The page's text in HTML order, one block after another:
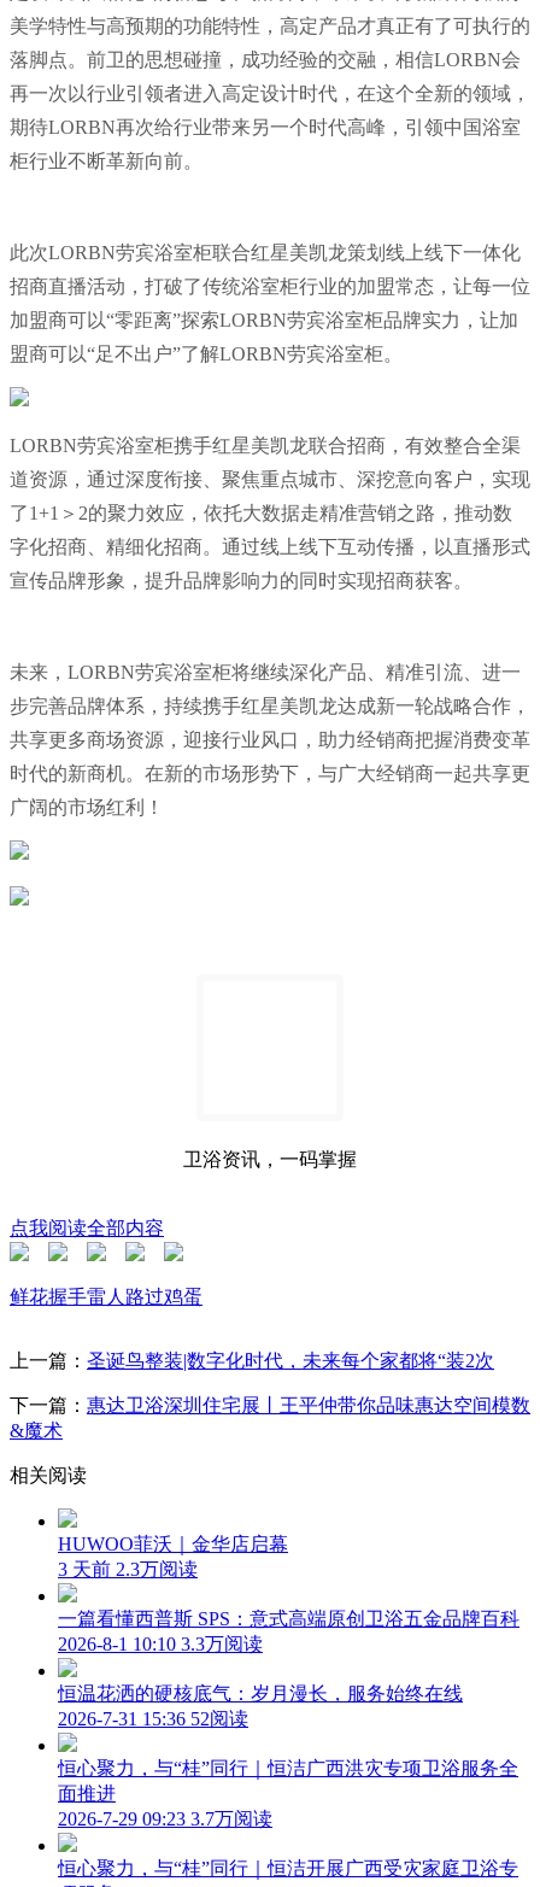
美学特性与高预期的功能特性，高定产品才真正有了可执行的
落脚点。前卫的思想碰撞，成功经验的交融，相信LORBN会
再一次以行业引领者进入高定设计时代，在这个全新的领域，
期待LORBN再次给行业带来另一个时代高峰，引领中国浴室
柜行业不断革新向前。
此次LORBN劳宾浴室柜联合红星美凯龙策划线上线下一体化
招商直播活动，打破了传统浴室柜行业的加盟常态，让每一位
加盟商可以“零距离”探索LORBN劳宾浴室柜品牌实力，让加
盟商可以“足不出户”了解LORBN劳宾浴室柜。
LORBN劳宾浴室柜携手红星美凯龙联合招商，有效整合全渠
道资源，通过深度衔接、聚焦重点城市、深挖意向客户，实现
了1+1＞2的聚力效应，依托大数据走精准营销之路，推动数
字化招商、精细化招商。通过线上线下互动传播，以直播形式
宣传品牌形象，提升品牌影响力的同时实现招商获客。
未来，LORBN劳宾浴室柜将继续深化产品、精准引流、进一
步完善品牌体系，持续携手红星美凯龙达成新一轮战略合作，
共享更多商场资源，迎接行业风口，助力经销商把握消费变革
时代的新商机。在新的市场形势下，与广大经销商一起共享更
广阔的市场红利！
卫浴资讯，一码掌握
点我阅读全部内容
鲜花握手雷人 路过鸡蛋
上一篇： 圣诞鸟整装|数字化时代，未来每个家都将“装2次
下一篇： 惠达卫浴深圳住宅展丨王平仲带你品味惠达空间模数
&魔术
相关阅读
HUWOO菲沃｜金华店启幕
3 天前 2.3万阅读
一篇看懂西普斯 SPS：意式高端原创卫浴五金品牌百科
2026-8-1 10:10 3.3万阅读
恒温花洒的硬核底气：岁月漫长，服务始终在线
2026-7-31 15:36 52阅读
恒心聚力，与“桂”同行｜恒洁广西洪灾专项卫浴服务全
面推进
2026-7-29 09:23 3.7万阅读
恒心聚力，与“桂”同行｜恒洁开展广西受灾家庭卫浴专